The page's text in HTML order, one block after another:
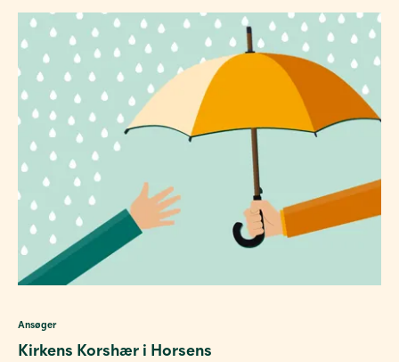
Ansøger
Kirkens Korshær i Horsens